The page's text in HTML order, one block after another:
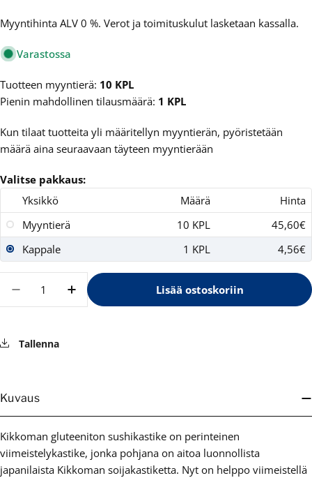
Myyntihinta ALV 0 %. Verot ja toimituskulut lasketaan kassalla.
Varastossa
Tuotteen myyntierä: 10 KPL
Pienin mahdollinen tilausmäärä: 1 KPL
Kun tilaat tuotteita yli määritellyn myyntierän, pyöristetään
määrä aina seuraavaan täyteen myyntierään
Valitse pakkaus:
Yksikkö
Määrä
Hinta
Myyntierä
10 KPL
45,60€
Kappale
1 KPL 4,56€
Vähennä määrää tuotteelle Kikkoman
Lisää määrää tuotteelle Kikkoman
Lisää ostoskoriin
Tallenna
Kuvaus
Kikkoman gluteeniton sushikastike on perinteinen
viimeistelykastike, jonka pohjana on aitoa luonnollista
japanilaista Kikkoman soijakastiketta. Nyt on helppo viimeistellä